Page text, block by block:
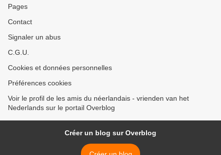
Pages
Contact
Signaler un abus
C.G.U.
Cookies et données personnelles
Préférences cookies
Voir le profil de les amis du néerlandais - vrienden van het
Nederlands sur le portail Overblog
Créer un blog sur Overblog